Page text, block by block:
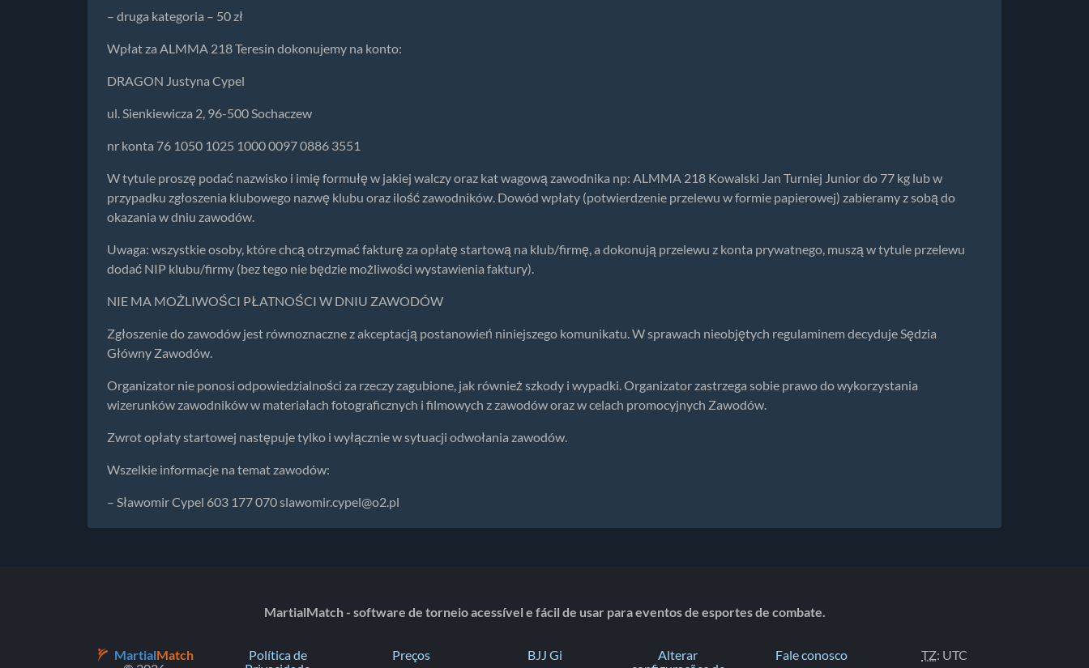
– druga kategoria – 50 zł
Wpłat za ALMMA 218 Teresin dokonujemy na konto:
DRAGON Justyna Cypel
ul. Sienkiewicza 2, 96-500 Sochaczew
nr konta 76 1050 1025 1000 0097 0886 3551
W tytule proszę podać nazwisko i imię formułę w jakiej walczy oraz kat wagową zawodnika np: ALMMA 218 Kowalski Jan Turniej Junior do 77 kg lub w
przypadku zgłoszenia klubowego nazwę klubu oraz ilość zawodników. Dowód wpłaty (potwierdzenie przelewu w formie papierowej) zabieramy z sobą do
okazania w dniu zawodów.
Uwaga: wszystkie osoby, które chcą otrzymać fakturę za opłatę startową na klub/firmę, a dokonują przelewu z konta prywatnego, muszą w tytule przelewu
dodać NIP klubu/firmy (bez tego nie będzie możliwości wystawienia faktury).
NIE MA MOŻLIWOŚCI PŁATNOŚCI W DNIU ZAWODÓW
Zgłoszenie do zawodów jest równoznaczne z akceptacją postanowień niniejszego komunikatu. W sprawach nieobjętych regulaminem decyduje Sędzia
Główny Zawodów.
Organizator nie ponosi odpowiedzialności za rzeczy zagubione, jak również szkody i wypadki. Organizator zastrzega sobie prawo do wykorzystania
wizerunków zawodników w materiałach fotograficznych i filmowych z zawodów oraz w celach promocyjnych Zawodów.
Zwrot opłaty startowej następuje tylko i wyłącznie w sytuacji odwołania zawodów.
Wszelkie informacje na temat zawodów:
– Sławomir Cypel 603 177 070slawomir.cypel@o2.pl
MartialMatch - software de torneio acessível e fácil de usar para eventos de esportes de combate.
MartialMatch
Política de
Preços BJJ Gi
Alterar
Fale conosco TZ: UTC